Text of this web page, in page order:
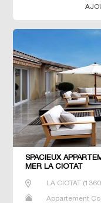
SPACIEUX
MER LA CIOTAT
LA CIOTAT(
Appartement